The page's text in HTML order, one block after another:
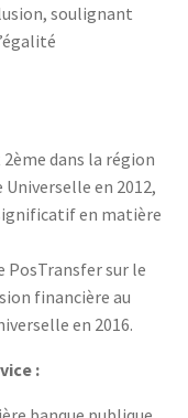
soulignant
dans la région
Universelle en 2012,
en matière
PosTransfer sur le
financière au
en 2016.
: